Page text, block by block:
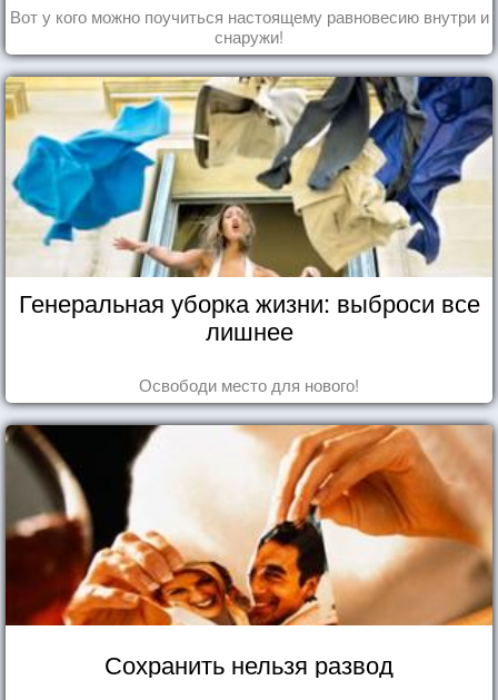
Вот у кого можно поучиться настоящему равновесию внутри и
снаружи!
Генеральная уборка жизни: выброси все
лишнее
Освободи место для нового!
Сохранить нельзя развод